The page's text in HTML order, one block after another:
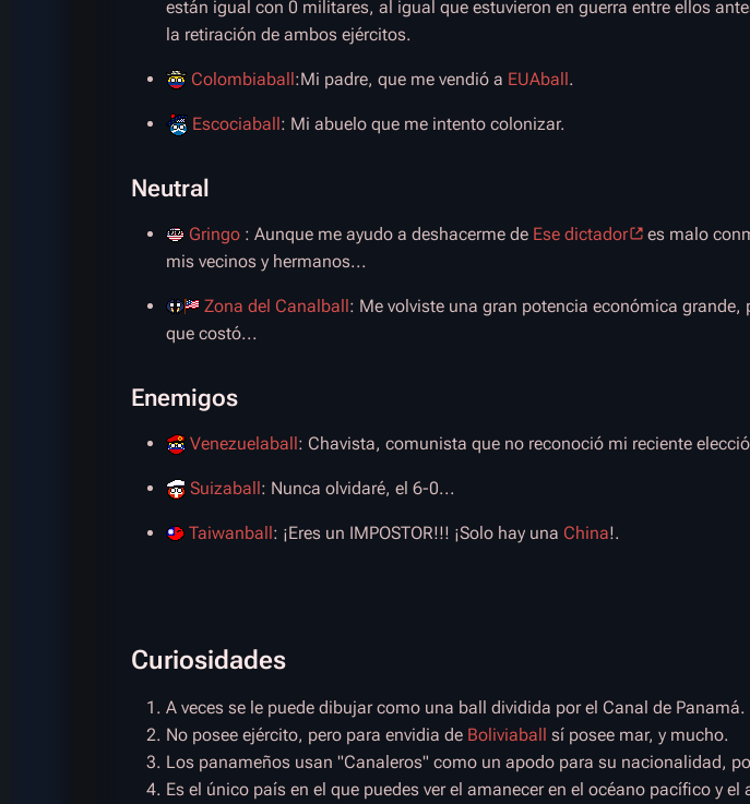
están igual con 0 militares, al igual que estuvieron en guerra entre ellos
la retiración de ambos ejércitos.
Colombiaball:Mi padre, que me vendió a EUAball.
Escociaball: Mi abuelo que me intento colonizar.
Neutral
Gringo : Aunque me ayudo a deshacerme de Ese dictador
es malo
mis vecinos y hermanos...
Zona del Canalball: Me volviste una gran potencia económica grande,
que costó...
Enemigos
Venezuelaball: Chavista, comunista que no reconoció mi reciente
Suizaball: Nunca olvidaré, el 6-0...
Taiwanball: ¡Eres un IMPOSTOR!!! ¡Solo hay una China!.
Curiosidades
A veces se le puede dibujar como una ball dividida por el Canal de Panamá.
No posee ejército, pero para envidia de Boliviaball sí posee mar, y mucho.
Los panameños usan "Canaleros" como un apodo para su nacionalidad,
Es el único país en el que puedes ver el amanecer en el océano pacífico y